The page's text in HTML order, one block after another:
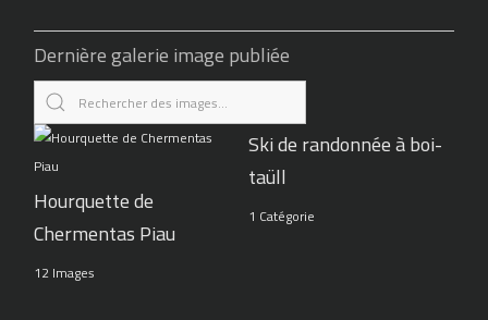
Dernière galerie image publiée
Hourquette de
Chermentas Piau
12 Images
Ski de randonnée à boi-
taüll
1 Catégorie